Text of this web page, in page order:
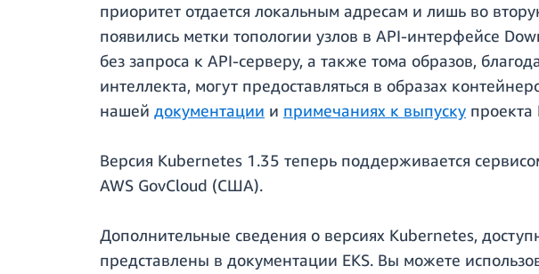
приоритет отдается локальным адресам и лишь во
появились метки топологии узлов в API-интерфейсе
без запроса к API-серверу, а также тома образов,
интеллекта, могут предоставляться в образах
нашей документации и примечаниях к выпуску проекта
Версия Kubernetes 1.35 теперь поддерживается
AWS GovCloud (США).
Дополнительные сведения о версиях Kubernetes,
представлены в документации EKS. Вы можете